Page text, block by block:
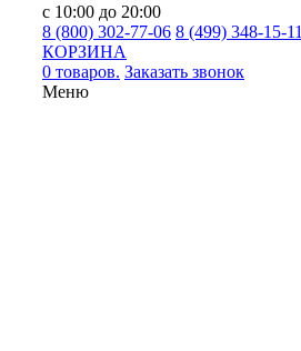
с 10:00 до 20:00
8 (800) 302-77-06 8 (499) 348-15-11
КОРЗИНА
0 товаров. Заказать звонок
Меню